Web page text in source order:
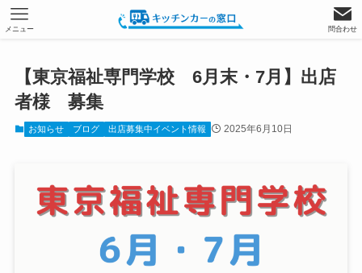
問合わせ
メニュー
【東京福祉専門学校 6月末・7月】出店
者様 募集
お知らせ ブログ 出店募集中イベント情報 2025年6月10日